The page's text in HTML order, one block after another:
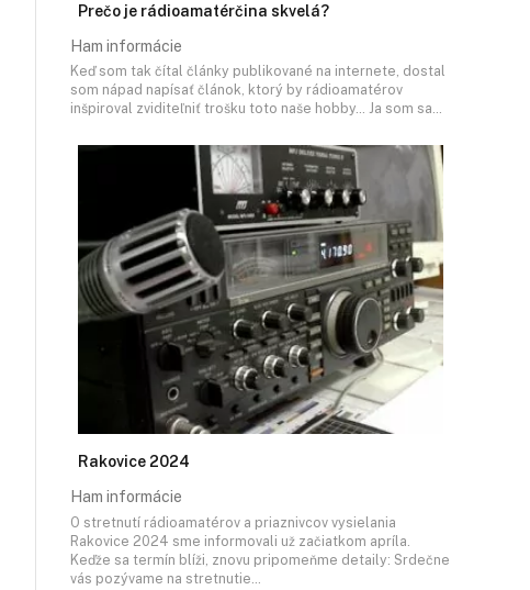
Prečo je rádioamatérčina skvelá?
Ham informácie
Keď som tak čítal články publikované na internete, dostal
som nápad napísať článok, ktorý by rádioamatérov
inšpiroval zviditeľniť trošku toto naše hobby… Ja som sa…
Rakovice 2024
Ham informácie
O stretnutí rádioamatérov a priaznivcov vysielania
Rakovice 2024 sme informovali už začiatkom apríla.
Keďže sa termín blíži, znovu pripomeňme detaily: Srdečne
vás pozývame na stretnutie…